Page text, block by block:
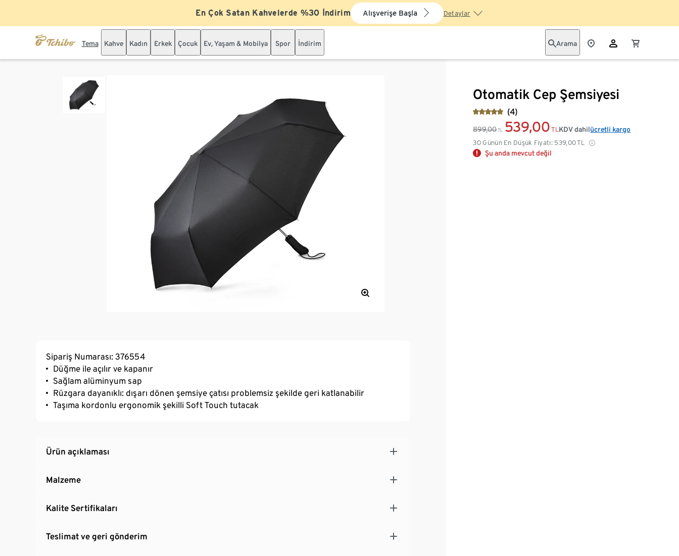
En Çok Satan Kahvelerde %30 İndirim Alışverişe Başla Detaylar
Tema Kahve Kadın Erkek Çocuk Ev, Yaşam & Mobilya Spor İndirim Arama
Otomatik Cep Şemsiyesi
(4)
899,00 TL 539,00 TL
30 Günün En Düşük Fiyatı: 539,00TL
KDV dahilücretli kargo
Şu anda mevcut değil
Sipariş Numarası: 376554
Düğme ile açılır ve kapanır
Sağlam alüminyum sap
Rüzgara dayanıklı: dışarı dönen şemsiye çatısı problemsiz şekilde geri katlanabilir
Taşıma kordonlu ergonomik şekilli Soft Touch tutacak
Ürün açıklaması
Malzeme
Kalite Sertifikaları
Teslimat ve geri gönderim